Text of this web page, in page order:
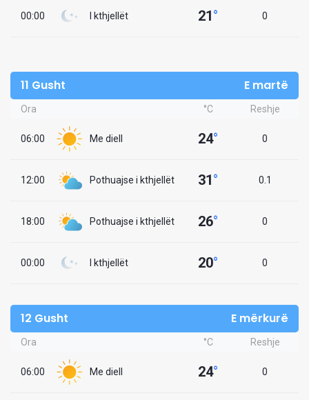
00:00 I kthjellët 21° 0
11 Gusht E martë
Ora °C Reshje
06:00 Me diell 24° 0
12:00 Pothuajse i kthjellët 31° 0.1
18:00 Pothuajse i kthjellët 26° 0
00:00 I kthjellët 20° 0
12 Gusht E mërkurë
Ora °C Reshje
06:00 Me diell 24° 0